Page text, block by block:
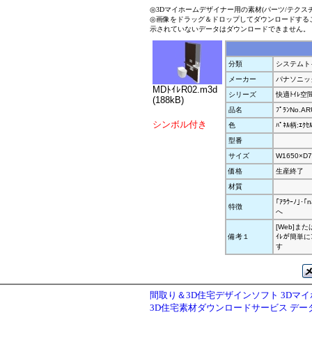
◎3Dマイホームデザイナー用の素材(パーツ/テクス
◎画像をドラッグ＆ドロップしてダウンロードす
示されていないデータはダウンロードできません。
MDﾄｲﾚR02.m3d
(188kB)
シンボル付き
分類
システムト
メーカー
パナソニッ
シリーズ
快適ﾄｲﾚ空
品名
ﾌﾟﾗﾝ
色
ﾊﾟﾈﾙ柄:ｴｸｾ
型番
サイズ
価格
生産終了
材質
特徴
｢ｱﾗｳｰﾉ｣･｢
へ
備考１
[Web]また
ｲﾚが簡単に
す
間取り＆3D住宅デザインソフト 3Dマ
3D住宅素材ダウンロードサービス デー